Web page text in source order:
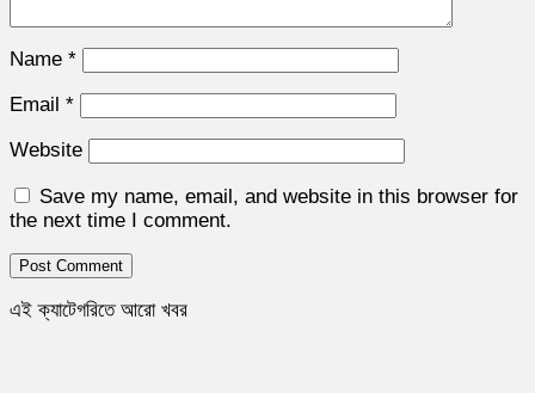
Name *
Email *
Website
Save my name, email, and website in this browser for
the next time I comment.
এই ক্যাটেগরিতে আরো খবর